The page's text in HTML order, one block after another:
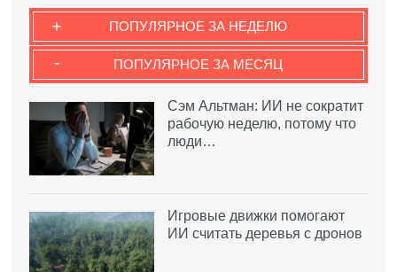
ПОПУЛЯРНОЕ ЗА НЕДЕЛЮ
+
ПОПУЛЯРНОЕ ЗА МЕСЯЦ
-
Сэм Альтман: ИИ не сократит
рабочую неделю, потому что
люди…
Игровые движки помогают
ИИ считать деревья с дронов